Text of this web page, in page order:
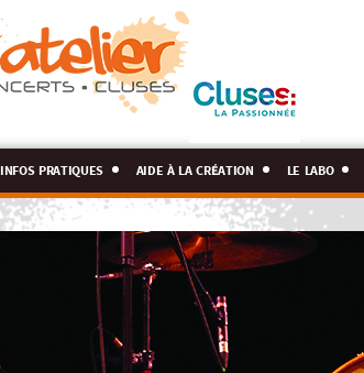
infos pratiques aide à la création le labo